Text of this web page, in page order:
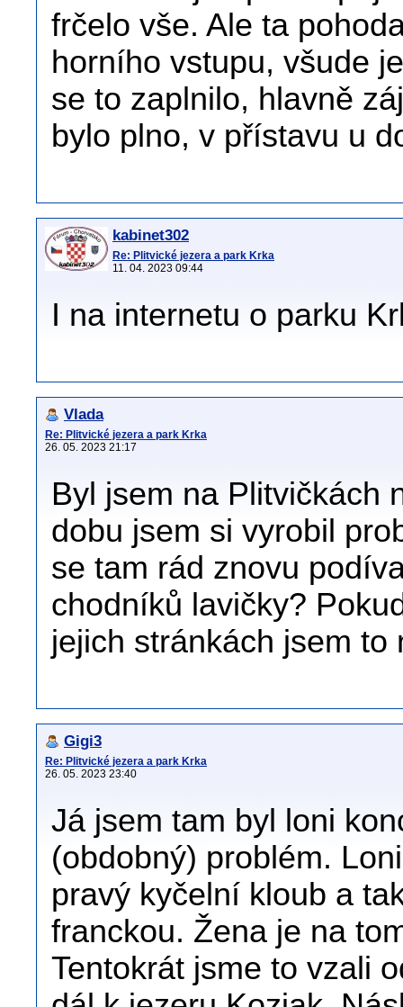
frčelo vše. Ale ta
horního vstupu, všude
se to zaplnilo, hlavně
bylo plno, v přístavu u
kabinet302
Re: Plitvické jezera a park Krka
11. 04. 2023 09:44
I na internetu o parku
Vlada
Re: Plitvické jezera a park Krka
26. 05. 2023 21:17
Byl jsem na Plitvičkách
dobu jsem si vyrobil
se tam rád znovu
chodníků lavičky?
jejich stránkách jsem to
Gigi3
Re: Plitvické jezera a park Krka
26. 05. 2023 23:40
Já jsem tam byl loni
(obdobný) problém.
pravý kyčelní kloub a
franckou. Žena je na
Tentokrát jsme to vzali